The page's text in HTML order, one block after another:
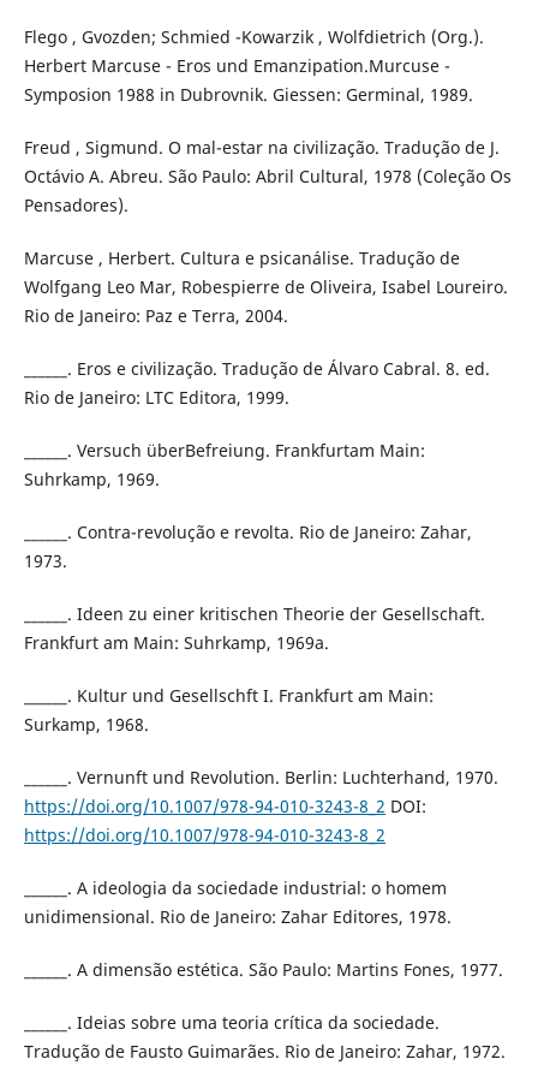
Flego , Gvozden; Schmied -Kowarzik , Wolfdietrich (Org.).
Herbert Marcuse - Eros und Emanzipation.Murcuse -
Symposion 1988 in Dubrovnik. Giessen: Germinal, 1989.
Freud , Sigmund. O mal-estar na civilização. Tradução de J.
Octávio A. Abreu. São Paulo: Abril Cultural, 1978 (Coleção Os
Pensadores).
Marcuse , Herbert. Cultura e psicanálise. Tradução de
Wolfgang Leo Mar, Robespierre de Oliveira, Isabel Loureiro.
Rio de Janeiro: Paz e Terra, 2004.
______. Eros e civilização. Tradução de Álvaro Cabral. 8. ed.
Rio de Janeiro: LTC Editora, 1999.
______. Versuch überBefreiung. Frankfurtam Main:
Suhrkamp, 1969.
______. Contra-revolução e revolta. Rio de Janeiro: Zahar,
1973.
______. Ideen zu einer kritischen Theorie der Gesellschaft.
Frankfurt am Main: Suhrkamp, 1969a.
______. Kultur und Gesellschft I. Frankfurt am Main:
Surkamp, 1968.
______. Vernunft und Revolution. Berlin: Luchterhand, 1970.
https://doi.org/10.1007/978-94-010-3243-8_2 DOI:
https://doi.org/10.1007/978-94-010-3243-8_2
______. A ideologia da sociedade industrial: o homem
unidimensional. Rio de Janeiro: Zahar Editores, 1978.
______. A dimensão estética. São Paulo: Martins Fones, 1977.
______. Ideias sobre uma teoria crítica da sociedade.
Tradução de Fausto Guimarães. Rio de Janeiro: Zahar, 1972.